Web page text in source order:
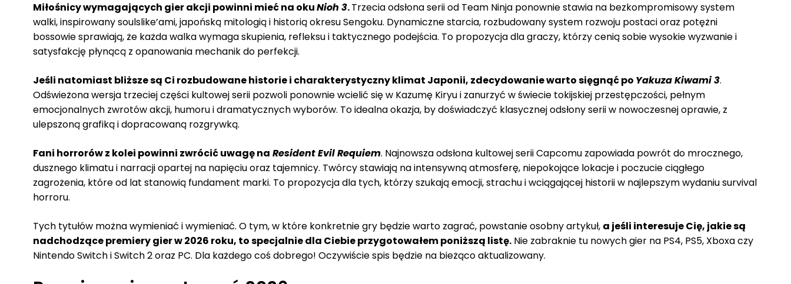
Miłośnicy wymagających gier akcji powinni mieć na okuNioh 3.Trzecia odsłona serii od Team Ninja ponownie stawia na bezkompromisowy system
walki, inspirowany soulslike’ami, japońską mitologią i historią okresu Sengoku. Dynamiczne starcia, rozbudowany system rozwoju postaci oraz potężni
bossowie sprawiają, że każda walka wymaga skupienia, refleksu i taktycznego podejścia. To propozycja dla graczy, którzy cenią sobie wysokie wyzwanie i
satysfakcję płynącą z opanowania mechanik do perfekcji.
Jeśli natomiast bliższe są Ci rozbudowane historie i charakterystyczny klimat Japonii, zdecydowanie warto sięgnąć po Yakuza Kiwami 3.
Odświeżona wersja trzeciej części kultowej serii pozwoli ponownie wcielić się w Kazumę Kiryu i zanurzyć w świecie tokijskiej przestępczości, pełnym
emocjonalnych zwrotów akcji, humoru i dramatycznych wyborów. To idealna okazja, by doświadczyć klasycznej odsłony serii w nowoczesnej oprawie, z
ulepszoną grafiką i dopracowaną rozgrywką.
Fani horrorów z kolei powinni zwrócić uwagę na Resident Evil Requiem. Najnowsza odsłona kultowej serii Capcomu zapowiada powrót do mrocznego,
dusznego klimatu i narracji opartej na napięciu oraz tajemnicy. Twórcy stawiają na intensywną atmosferę, niepokojące lokacje i poczucie ciągłego
zagrożenia, które od lat stanowią fundament marki. To propozycja dla tych, którzy szukają emocji, strachu i wciągającej historii w najlepszym wydaniu survival
horroru.
Tych tytułów można wymieniać i wymieniać. O tym, w które konkretnie gry będzie warto zagrać, powstanie osobny artykuł, a jeśli interesuje Cię, jakie są
nadchodzące premiery gier w 2026 roku, to specjalnie dla Ciebie przygotowałem poniższą listę. Nie zabraknie tu nowych gier na PS4, PS5, Xboxa czy
Nintendo Switch i Switch 2 oraz PC. Dla każdego coś dobrego! Oczywiście spis będzie na bieżąco aktualizowany.